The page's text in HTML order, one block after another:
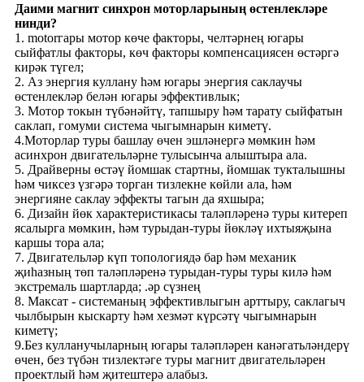
Даими магнит синхрон моторларының өстенлекләре
нинди?
1. motorгары мотор көче факторы, челтәрнең югары
сыйфатлы факторы, көч факторы компенсациясен өстәргә
кирәк түгел;
2. Аз энергия куллану һәм югары энергия саклаучы
өстенлекләр белән югары эффективлык;
3. Мотор токын түбәнәйтү, тапшыру һәм тарату сыйфатын
саклап, гомуми система чыгымнарын киметү.
4.Моторлар туры башлау өчен эшләнергә мөмкин һәм
асинхрон двигательләрне тулысынча алыштыра ала.
5. Драйверны өстәү йомшак стартны, йомшак тукталышны
һәм чиксез үзгәрә торган тизлекне көйли ала, һәм
энергияне саклау эффекты тагын да яхшыра;
6. Дизайн йөк характеристикасы таләпләренә туры китереп
ясалырга мөмкин, һәм турыдан-туры йөкләү ихтыяҗына
каршы тора ала;
7. Двигательләр күп топологиядә бар һәм механик
җиһазның төп таләпләренә турыдан-туры туры килә һәм
экстремаль шартларда; .әр сүзнең
8. Максат - системаның эффективлыгын арттыру, саклагыч
чылбырын кыскарту һәм хезмәт күрсәтү чыгымнарын
киметү;
9.Без кулланучыларның югары таләпләрен канәгатьләндерү
өчен, без түбән тизлектәге туры магнит двигательләрен
проектлый һәм җитештерә алабыз.